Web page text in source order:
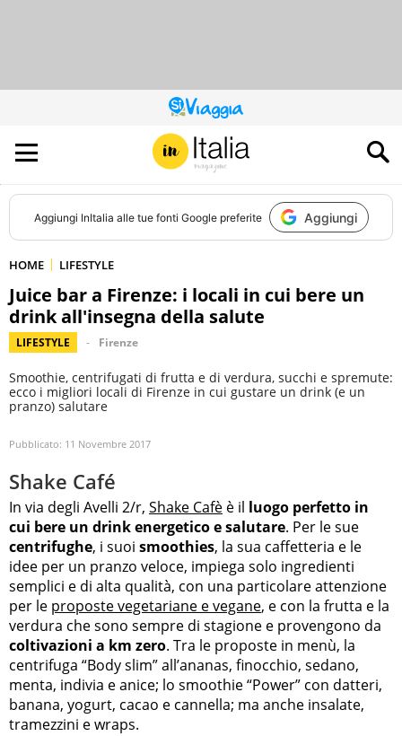
QUESTO
SITO
CONTRIBUISCE
ALL’AUDIENCE
DI
Aggiungi InItalia alle tue fonti Google preferite Aggiungi
HOME LIFESTYLE
Juice bar a Firenze: i locali in cui bere un
drink all'insegna della salute
LIFESTYLE Firenze
Smoothie, centrifugati di frutta e di verdura, succhi e spremute:
ecco i migliori locali di Firenze in cui gustare un drink (e un
pranzo) salutare
Pubblicato: 11 Novembre 2017
Shake Café
In via degli Avelli 2/r, Shake Cafè è il luogo perfetto in
cui bere un drink energetico e salutare. Per le sue
centrifughe, i suoi smoothies, la sua caffetteria e le
idee per un pranzo veloce, impiega solo ingredienti
semplici e di alta qualità, con una particolare attenzione
per le proposte vegetariane e vegane, e con la frutta e la
verdura che sono sempre di stagione e provengono da
coltivazioni a km zero. Tra le proposte in menù, la
centrifuga “Body slim” all’ananas, finocchio, sedano,
menta, indivia e anice; lo smoothie “Power” con datteri,
banana, yogurt, cacao e cannella; ma anche insalate,
tramezzini e wraps.